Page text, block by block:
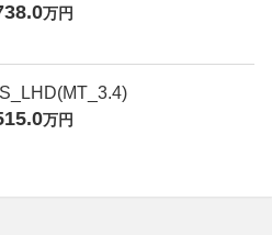
万円
万円